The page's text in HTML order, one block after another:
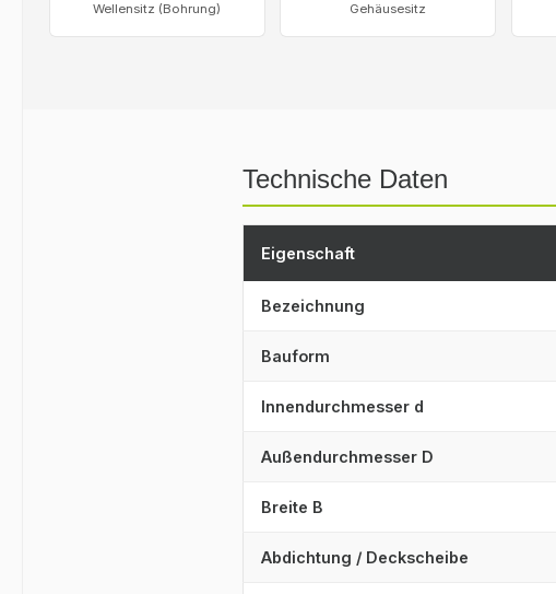
Wellensitz (Bohrung) Gehäusesitz
Technische Daten
Eigenschaft
Bezeichnung
Bauform
Innendurchmesser d
Außendurchmesser D
Breite B
Abdichtung / Deckscheibe